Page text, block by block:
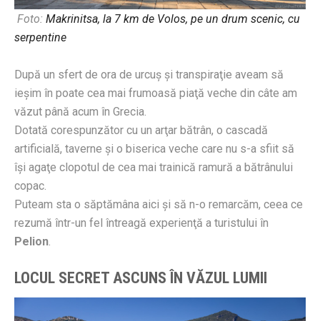
Foto: Makrinitsa, la 7 km de Volos, pe un drum scenic, cu
serpentine
După un sfert de ora de urcuş şi transpiraţie aveam să
ieşim în poate cea mai frumoasă piaţă veche din câte am
văzut până acum în Grecia.
Dotată corespunzător cu un arţar bătrân, o cascadă
artificială, taverne şi o biserica veche care nu s-a sfiit să
îşi agaţe clopotul de cea mai trainică ramură a bătrânului
copac.
Puteam sta o săptămâna aici şi să n-o remarcăm, ceea ce
rezumă într-un fel întreagă experienţă a turistului în
Pelion
LOCUL SECRET ASCUNS ÎN VĂZUL LUMII